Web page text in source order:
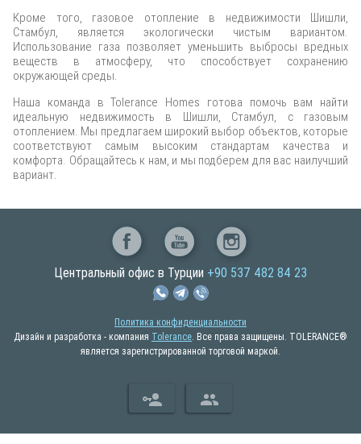
Кроме того, газовое отопление в недвижимости Шишли,
Стамбул, является экологически чистым вариантом.
Использование газа позволяет уменьшить выбросы вредных
веществ в атмосферу, что способствует сохранению
окружающей среды.
Наша команда в Tolerance Homes готова помочь вам найти
идеальную недвижимость в Шишли, Стамбул, с газовым
отоплением. Мы предлагаем широкий выбор объектов, которые
соответствуют самым высоким стандартам качества и
комфорта. Обращайтесь к нам, и мы подберем для вас наилучший
вариант.
Центральный офис в Турции +90 537 482 84 23
Политика конфиденциальности
Дизайн и разработка - компания Tolerance. Все права защищены. TOLERANCE®
является зарегистрированной торговой маркой.